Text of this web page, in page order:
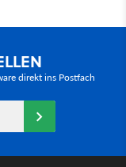
direkt ins Postfach